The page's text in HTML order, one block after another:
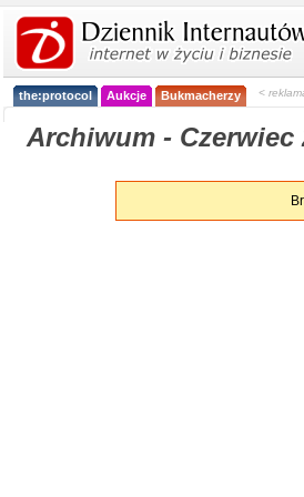
the:protocol Aukcje Bukmacherzy <
Archiwum - Czerwiec